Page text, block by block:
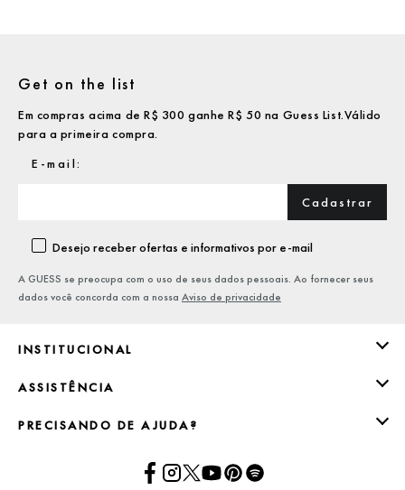
INSTITUCIONAL
ASSISTÊNCIA
PRECISANDO DE AJUDA?
Get on the list
Em compras acima de R$ 300 ganhe R$ 50 na Guess List.Válido
para a primeira compra.
Cadastrar
Desejo receber ofertas e informativos por e-mail
A GUESS se preocupa com o uso de seus dados pessoais. Ao fornecer seus
dados você concorda com a nossa Aviso de privacidade